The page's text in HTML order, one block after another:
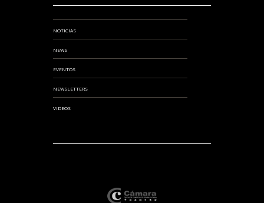
NOTICIAS
NEWS
EVENTOS
NEWSLETTERS
VIDEOS